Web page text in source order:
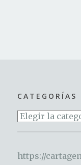
CATEGORÍAS
Categorías
https://